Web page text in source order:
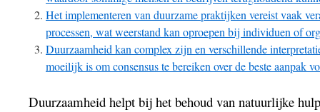
Het implementeren van duurzame praktijken vereist vaak
processen, wat weerstand kan oproepen bij individuen of
Duurzaamheid kan complex zijn en verschillende
moeilijk is om consensus te bereiken over de beste aanpak
Duurzaamheid helpt bij het behoud van natuurlijke